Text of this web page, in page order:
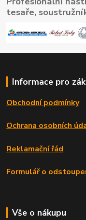
tesaře,
Informace pro
Obchodní podmínky
Ochrana osobních
Reklamační řád
Formulář o
Vše o nákupu